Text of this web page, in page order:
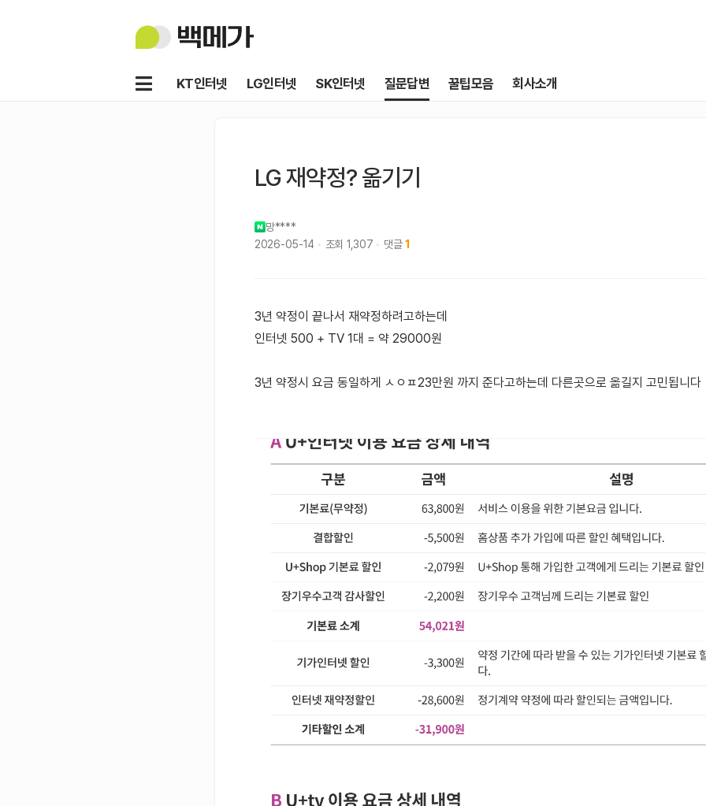
백
KT인터넷
LG인터넷 SK인터넷 질문답변 꿀팁모음 회사소개
메
LG 재약정? 옮기기
망****
2026-05-14
조회 1,307 댓글 1
3년 약정이 끝나서 재약정하려고하는데
인터넷 500 + TV 1대 = 약 29000원
3년 약정시 요금 동일하게 ㅅㅇㅍ23만원 까지 준다고하는데 다른곳으로 옮길지 고민됩니다